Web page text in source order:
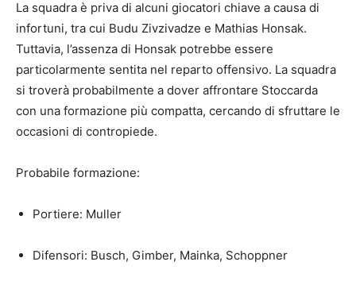
La squadra è priva di alcuni giocatori chiave a causa di
infortuni, tra cui Budu Zivzivadze e Mathias Honsak.
Tuttavia, l’assenza di Honsak potrebbe essere
particolarmente sentita nel reparto offensivo. La squadra
si troverà probabilmente a dover affrontare Stoccarda
con una formazione più compatta, cercando di sfruttare le
occasioni di contropiede.
Probabile formazione:
Portiere: Muller
Difensori: Busch, Gimber, Mainka, Schoppner